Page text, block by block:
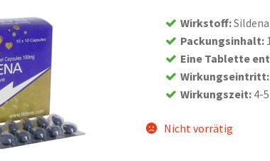
Wirkstoff:
Packungsinhalt:
Eine Tablette
Wirkungseintritt
Wirkungszeit: 4-
Nicht vorrätig